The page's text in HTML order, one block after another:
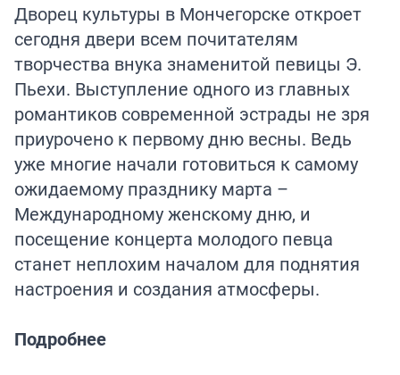
Дворец культуры в Мончегорске откроет
сегодня двери всем почитателям
творчества внука знаменитой певицы Э.
Пьехи. Выступление одного из главных
романтиков современной эстрады не зря
приурочено к первому дню весны. Ведь
уже многие начали готовиться к самому
ожидаемому празднику марта –
Международному женскому дню, и
посещение концерта молодого певца
станет неплохим началом для поднятия
настроения и создания атмосферы.
Подробнее